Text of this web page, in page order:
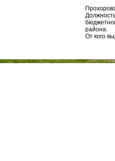
района.
От кого